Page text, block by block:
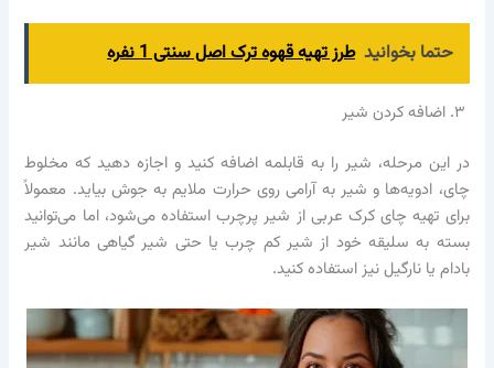
حتما بخوانید طرز تهیه قهوه ترک اصل سنتی 1 نفره
در این مرحله، شیر را به قابلمه اضافه کنید و اجازه دهید که مخلوط
چای، ادویه‌ها و شیر به آرامی روی حرارت ملایم به جوش بیاید. معمولاً
برای تهیه چای کرک عربی از شیر پرچرب استفاده می‌شود، اما می‌توانید
بسته به سلیقه خود از شیر کم چرب یا حتی شیر گیاهی مانند شیر
بادام یا نارگیل نیز استفاده کنید.